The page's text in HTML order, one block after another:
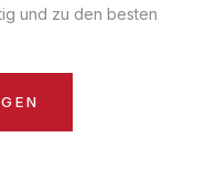
und zu den besten